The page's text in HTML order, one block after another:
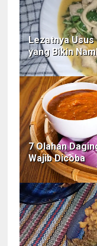
Lezatnya Usus
yang Bikin
7 Olahan
Wajib Dicoba